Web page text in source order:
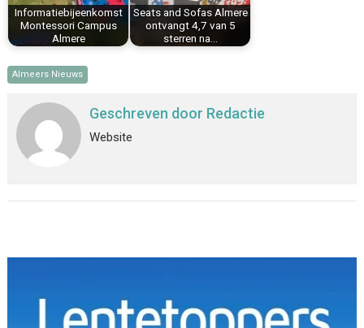
Informatiebijeenkomst
Montessori Campus
Almere
Seats and Sofas Almere
ontvangt 4,7 van 5
sterren na…
Almeers Nieuws
Geschreven door Redactie
Website